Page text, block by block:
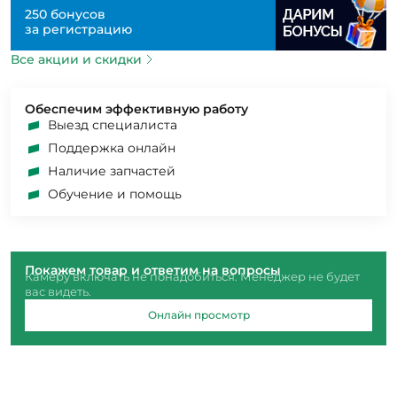
250 бонусов
за регистрацию
Все акции и скидки
Обеспечим эффективную работу
Выезд специалиста
Поддержка онлайн
Наличие запчастей
Обучение и помощь
Покажем товар и ответим на вопросы
Камеру включать не понадобиться. Менеджер не будет
вас видеть.
Онлайн просмотр